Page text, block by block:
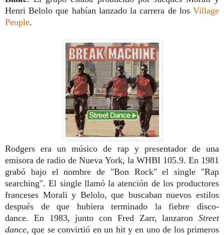
Henri Belolo que habían lanzado la carrera de los Village
People.
Rodgers era un músico de rap y presentador de una
emisora de radio de Nueva York, la WHBI 105.9. En 1981
grabó bajo el nombre de "Bon Rock" el single "Rap
searching". El single llamó la atención de los productores
franceses Morali y Belolo, que buscaban nuevos estilos
después de que hubiera terminado la fiebre disco-
dance. En 1983, junto con Fred Zarr, lanzaron Street
dance, que se convirtió en un hit y en uno de los primeros